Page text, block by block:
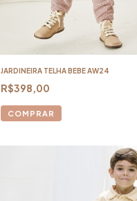
JARDINEIRA TELHA BEBE AW24
R$398,00
COMPRAR